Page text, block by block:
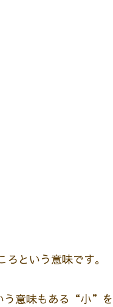
という意味です。
う意味もある“小”を